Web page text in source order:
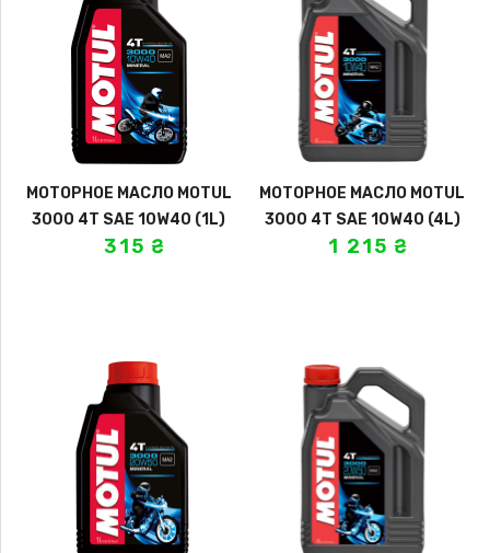
МОТОРНОЕ МАСЛО MOTUL
3000 4T SAE 10W40 (1L)
315₴
МОТОРНОЕ МАСЛО MOTUL
3000 4T SAE 10W40 (4L)
1 215₴